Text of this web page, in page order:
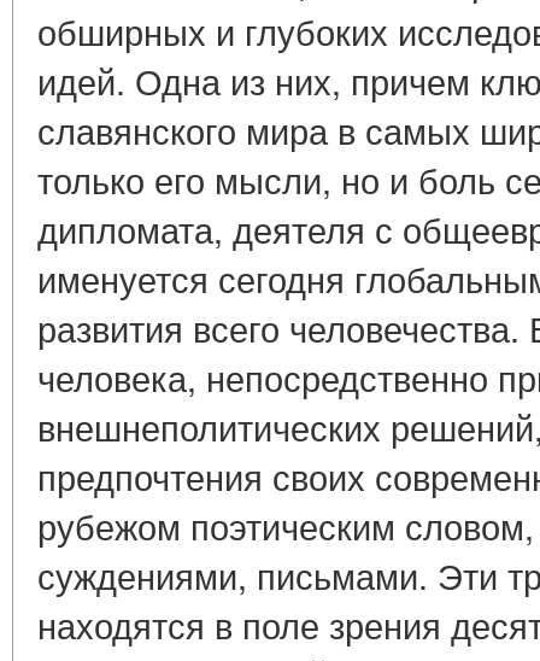
обширных и глубоких
идей. Одна из них, причем
славянского мира в самых
только его мысли, но и боль
дипломата, деятеля с
именуется сегодня
развития всего
человека, непосредственно
внешнеполитических
предпочтения своих
рубежом поэтическим
суждениями, письмами. Эти
находятся в поле зрения